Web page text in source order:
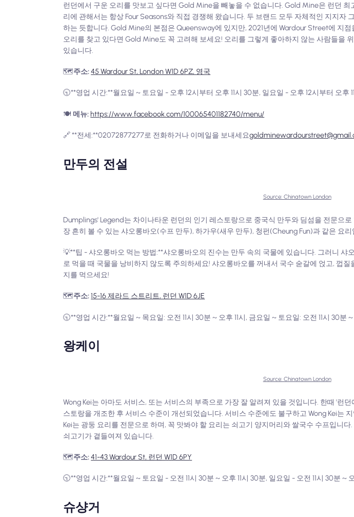
런던에서 구운 오리를 맛보고 싶다면 Gold Mine을 빼놓을 수 없습니다. Gold Mine은 런던
리에 관해서는 항상 Four Seasons와 직접 경쟁해 왔습니다. 두 브랜드 모두 자체적인 지지자
하는 듯합니다. Gold Mine의 본점은 Queensway에 있지만, 2021년에 Wardour Street에 지
오리를 찾고 있다면 Gold Mine도 꼭 고려해 보세요! 오리를 그렇게 좋아하지 않는 사람들을
있습니다.
🗺️주소:45 Wardour St, London W1D 6PZ, 영국
🕤**영업 시간:**월요일 ~ 토요일 - 오후 12시부터 오후 11시 30분, 일요일 - 오후 12시부터 오후
🍽️메뉴:https://www.facebook.com/100065401182740/menu/
🔗 **전세:**02072877277로 전화하거나 이메일을 보내세요
만두의 전설
Source: Chinatown London
Dumplings' Legend는 차이나타운 런던의 인기 레스토랑으로 중국식 만두와 딤섬을 전문으
장 흔히 볼 수 있는 샤오롱바오(수프 만두), 하가우(새우 만두), 청펀(Cheung Fun)과 같은 요리
💡**팁 - 샤오롱바오 먹는 방법:**샤오롱바오의 진수는 만두 속의 국물에 있습니다. 그러니
로 먹을 때 국물을 낭비하지 않도록 주의하세요! 샤오롱바오를 꺼내서 국수 숟갈에 얹고, 껍
지를 먹으세요!
🗺️주소:15-16 제라드 스트리트, 런던 W1D 6JE
🕤**영업 시간:**월요일 ~ 목요일: 오전 11시 30분 ~ 오후 11시, 금요일 ~ 토요일: 오전 11시 30분
왕케이
Source: Chinatown London
Wong Kei는 아마도 서비스, 또는 서비스의 부족으로 가장 잘 알려져 있을 것입니다. 한때 '런
스토랑을 개조한 후 서비스 수준이 개선되었습니다. 서비스 수준에도 불구하고 Wong Kei는
Kei는 광둥 요리를 전문으로 하며, 꼭 맛봐야 할 요리는 쇠고기 양지머리와 쌀국수 수프입니
쇠고기가 곁들여져 있습니다.
🗺️주소:41-43 Wardour St, 런던 W1D 6PY
🕤**영업 시간:**월요일 ~ 토요일 - 오전 11시 30분 ~ 오후 11시 30분, 일요일 - 오전 11시 30분 ~
슈샹거